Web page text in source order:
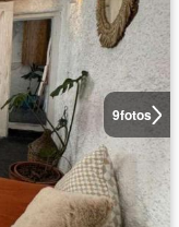
9fotos